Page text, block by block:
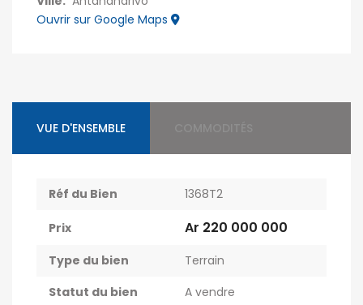
Ouvrir sur Google Maps
VUE D'ENSEMBLE
Réf du Bien 1368T2
Prix Ar 220 000 000
Type du bien
Terrain
Statut du bien
A vendre